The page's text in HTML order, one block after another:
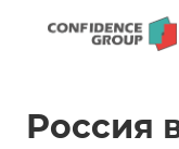
Россия